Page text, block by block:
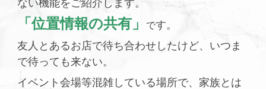
ない機能をご紹介します。
「位置情報の共有」 です。
友人とあるお店で待ち合わせしたけど、いつま
で待っても来ない。
イベント会場等混雑している場所で、家族とは